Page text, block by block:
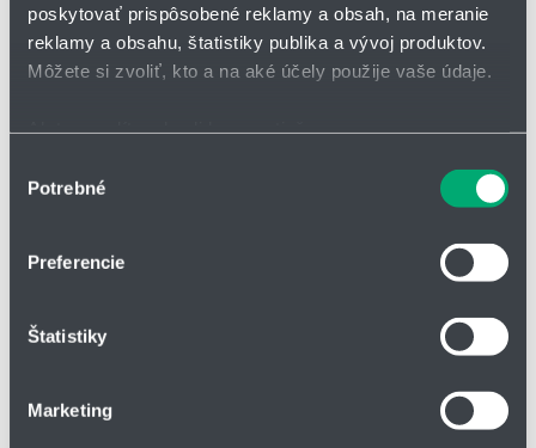
poskytovať prispôsobené reklamy a obsah, na meranie
reklamy a obsahu, štatistiky publika a vývoj produktov.
Môžete si zvoliť, kto a na aké účely použije vaše údaje.
polohe s presnosťou na niekoľko metrov
Viac informácií o tom, ako sa spracúvajú vaše osobné
môžete kedykoľvek zmeniť alebo odvolať cez Vyhlásenie
Na prispôsobenie obsahu a reklám, poskytovanie funkcií
súhlasu
Potrebné
Preferencie
Štatistiky
Marketing
Adresa
Telefón